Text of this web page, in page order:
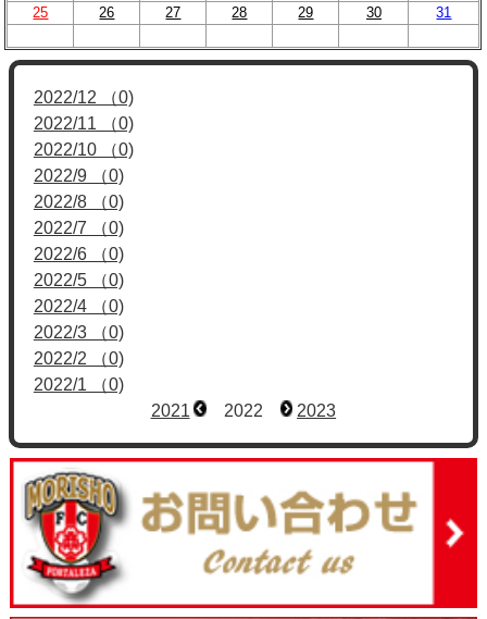
25
26 27 28 29 30 31
2022/12 （0)
2022/11 （0)
2022/10 （0)
2022/9 （0)
2022/8 （0)
2022/7 （0)
2022/6 （0)
2022/5 （0)
2022/4 （0)
2022/3 （0)
2022/2 （0)
2022/1 （0)
2021
2022 2023